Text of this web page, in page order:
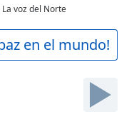
La voz del Norte
en el mundo!